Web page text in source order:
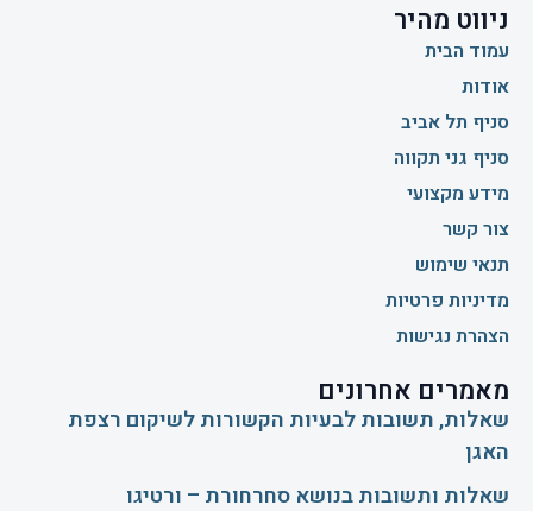
ניווט מהיר
עמוד הבית
אודות
סניף תל אביב
סניף גני תקווה
מידע מקצועי
צור קשר
תנאי שימוש
מדיניות פרטיות
הצהרת נגישות
מאמרים אחרונים
שאלות, תשובות לבעיות הקשורות לשיקום רצפת
האגן
שאלות ותשובות בנושא סחרחורת – ורטיגו